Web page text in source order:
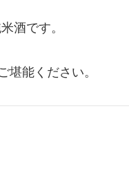
酒です。
堪能ください。